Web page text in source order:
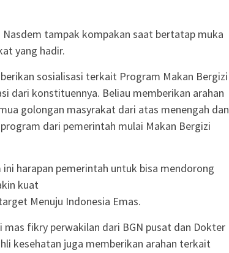
tampak kompakan saat bertatap muka
yang hadir.
sosialisasi terkait Program Makan Bergizi
dari konstituennya. Beliau memberikan arahan
golongan masyrakat dari atas menengah dan
dari pemerintah mulai Makan Bergizi
harapan pemerintah untuk bisa mendorong
kuat
Menuju Indonesia Emas.
fikry perwakilan dari BGN pusat dan Dokter
kesehatan juga memberikan arahan terkait